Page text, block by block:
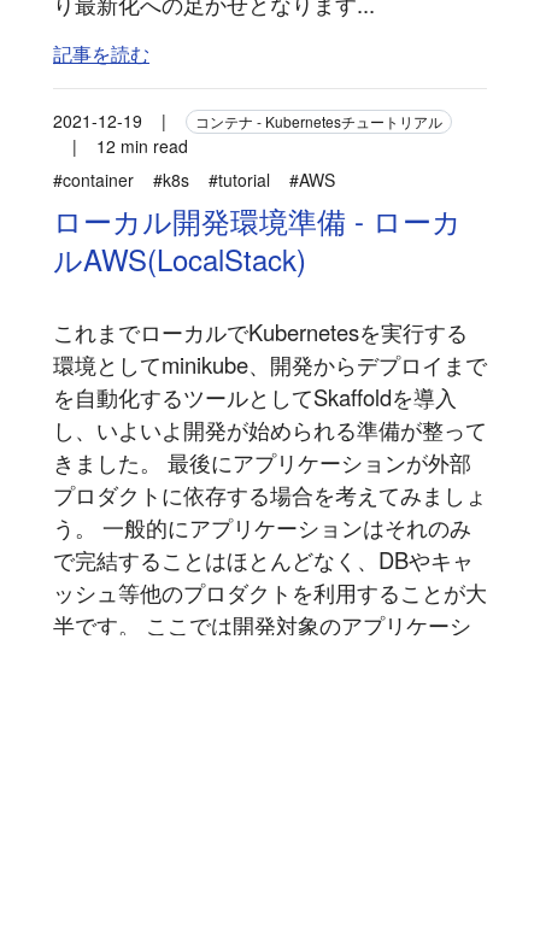
記事を読む
2021-12-19 | コンテナ - Kubernetesチュートリアル
|
12 min read
#container
#k8s #tutorial #AWS
ローカル開発環境準備 - ローカ
ルAWS(LocalStack)
これまでローカルでKubernetesを実行する
環境としてminikube、開発からデプロイまで
を自動化するツールとしてSkaffoldを導入
し、いよいよ開発が始められる準備が整って
きました。 最後にアプリケーションが外部
プロダクトに依存する場合を考えてみましょ
う。 一般的にアプリケーションはそれのみ
で完結することはほとんどなく、DBやキャ
ッシュ等他のプロダクトを利用することが大
半です。 ここでは開発対象のアプリケーシ